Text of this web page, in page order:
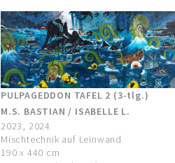
PULPAGEDDON TAFEL 2 (3-tlg.)
M.S. BASTIAN / ISABELLE L.
2023, 2024
Mischtechnik auf Leinwand
190 x 440 cm